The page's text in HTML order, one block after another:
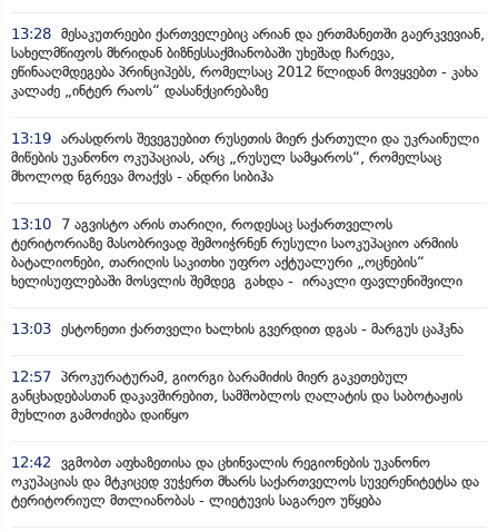
13:28 მესაკუთრეები ქართველებიც არიან და ერთმანეთში გაერკვევიან,
სახელმწიფოს მხრიდან ბიზნესსაქმიანობაში უხეშად ჩარევა,
ეწინააღმდეგება პრინციპებს, რომელსაც 2012 წლიდან მოვყვებთ - კახა
კალაძე „ინტერ რაოს“ დასანქცირებაზე
13:19 არასდროს შევეგუებით რუსეთის მიერ ქართული და უკრაინული
მიწების უკანონო ოკუპაციას, არც „რუსულ სამყაროს“, რომელსაც
მხოლოდ ნგრევა მოაქვს - ანდრი სიბიჰა
13:10
7 აგვისტო არის თარიღი, როდესაც საქართველოს
ტერიტორიაზე მასობრივად შემოიჭრნენ რუსული საოკუპაციო არმიის
ბატალიონები, თარიღის საკითხი უფრო აქტუალური „ოცნების“
ხელისუფლებაში მოსვლის შემდეგ გახდა - ირაკლი ფავლენიშვილი
13:03 ესტონეთი ქართველი ხალხის გვერდით დგას - მარგუს ცაჰკნა
12:57 პროკურატურამ, გიორგი ბარამიძის მიერ გაკეთებულ
განცხადებასთან დაკავშირებით, სამშობლოს ღალატის და საბოტაჟის
მუხლით გამოძიება დაიწყო
12:42
ვგმობთ აფხაზეთისა და ცხინვალის რეგიონების უკანონო
ოკუპაციას და მტკიცედ ვუჭერთ მხარს საქართველოს სუვერენიტეტსა და
ტერიტორიულ მთლიანობას - ლიეტუვის საგარეო უწყება